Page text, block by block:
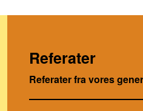
Referater
Referater fra vores